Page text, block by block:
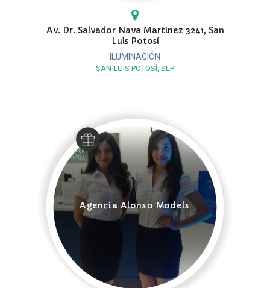
Av. Dr. Salvador Nava Martinez 3241, San
Luis Potosí
ILUMINACIÓN
SAN LUIS POTOSÍ, SLP
Agencia Alonso Models